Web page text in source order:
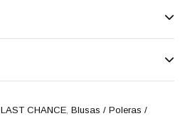
LAST CHANCE Blusas / Poleras /